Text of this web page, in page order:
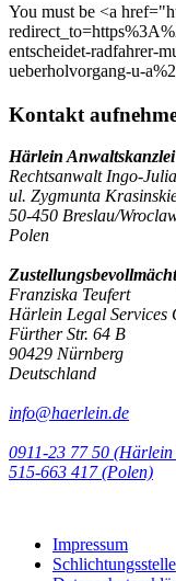
You must be <a
entscheidet-radfahrer-
ueberholvorgang-u-
Kontakt
Härlein Anwaltskanzlei
Rechtsanwalt Ingo-
ul. Zygmunta
50-450 Breslau/
Polen
Franziska Teufert
Härlein Legal Services
Fürther Str. 64 B
90429 Nürnberg
Deutschland
info@haerlein.de
0911-23 77 50
‭515-663 417 (Polen)‬‬‬
Impressum
Schlichtungsstelle